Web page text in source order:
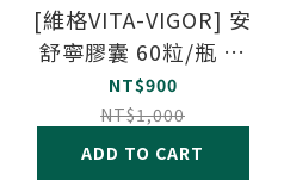
[維格VITA-VIGOR] 安
舒寧膠囊 60粒/瓶 含
GABA 色胺酸
NT$900
NT$1,000
ADD TO CART